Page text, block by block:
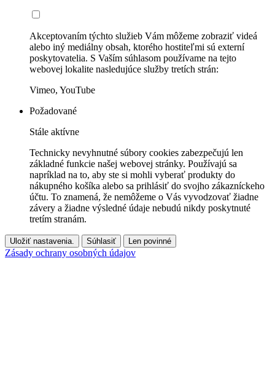
Akceptovaním týchto služieb Vám môžeme zobraziť videá
alebo iný mediálny obsah, ktorého hostiteľmi sú externí
poskytovatelia. S Vaším súhlasom používame na tejto
webovej lokalite nasledujúce služby tretích strán:
Vimeo, YouTube
Požadované
Stále aktívne
Technicky nevyhnutné súbory cookies zabezpečujú len
základné funkcie našej webovej stránky. Používajú sa
napríklad na to, aby ste si mohli vyberať produkty do
nákupného košíka alebo sa prihlásiť do svojho zákazníckeho
účtu. To znamená, že nemôžeme o Vás vyvodzovať žiadne
závery a žiadne výsledné údaje nebudú nikdy poskytnuté
tretím stranám.
Uložiť nastavenia. Súhlasiť Len povinné
Zásady ochrany osobných údajov